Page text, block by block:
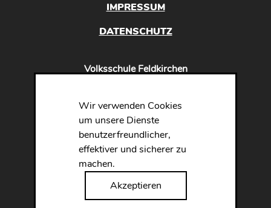
Wir verwenden Cookies
um unsere Dienste
benutzerfreundlicher,
effektiver und sicherer zu
machen.
Akzeptieren
IMPRESSUM
DATENSCHUTZ
Volksschule Feldkirchen
8073 Feldkirchen bei Graz
0316 / 291440
0316 / 244137
0664 / 8410543
direktion@vs-feldkirchen.at